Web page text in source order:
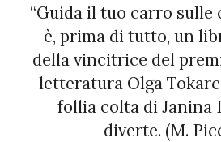
“Guida il tuo carro sulle
è, prima di tutto, un
della vincitrice del
letteratura Olga
follia colta di Janina
diverte. (M.